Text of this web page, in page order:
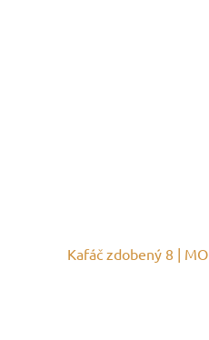
Kafáč zdobený 8 |